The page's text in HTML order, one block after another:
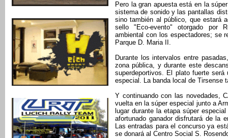
Pero la gran apuesta está en la
sistema de sonido y las pantallas
sino también al público, que estará
sello "Eco-evento" otorgado por
ambiental con los espectadores; se
Parque D. Maria II.
Durante los intervalos entre
zona pública, y durante este
superdeportivos. El plato fuerte
especial. La banda local de Tirsense
Y continuando con las novedades,
vuelta en la súper especial junto a
lugar durante la etapa súper
afortunado ganador disfrutará de la
Las entradas para el concurso ya
se donará al Centro Social S.